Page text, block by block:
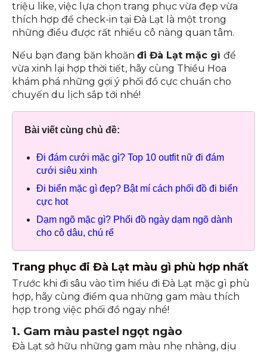
triệu like, việc lựa chọn trang phục vừa đẹp vừa
thích hợp để check-in tại Đà Lạt là một trong
những điều được rất nhiều cô nàng quan tâm.
Nếu bạn đang băn khoăn đi Đà Lạt mặc gì để
vừa xinh lại hợp thời tiết, hãy cùng Thiều Hoa
khám phá những gợi ý phối đồ cực chuẩn cho
chuyến du lịch sắp tới nhé!
Bài viết cùng chủ đề:
Đi đám cưới mặc gì? Top 10 outfit nữ đi đám
cưới siêu xinh
Đi biển mặc gì đẹp? Bật mí cách phối đồ đi biển
cực hot
Dạm ngõ mặc gì? Phối đồ ngày dạm ngõ dành
cho cô dâu, chú rể
Trang phục đi Đà Lạt màu gì phù hợp nhất
Trước khi đi sâu vào tìm hiểu đi Đà Lạt mặc gì phù
hợp, hãy cùng điểm qua những gam màu thích
hợp trong việc phối đồ ngay nhé!
1. Gam màu pastel ngọt ngào
Đà Lạt sở hữu những gam màu nhẹ nhàng, dịu